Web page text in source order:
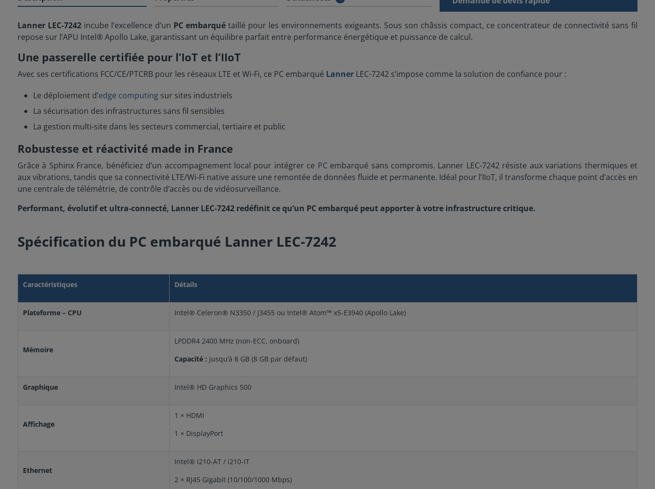
Lanner LEC-7242 incube l’excellence d’un PC embarqué taillé pour les environnements exigeants. Sous son châssis compact, ce concentrateur de connectivité sans fil
repose sur l’APU Intel® Apollo Lake, garantissant un équilibre parfait entre performance énergétique et puissance de calcul.
Une passerelle certifiée pour l’IoT et l’IIoT
Avec ses certifications FCC/CE/PTCRB pour les réseaux LTE et Wi-Fi, ce PC embarqué Lanner LEC-7242 s’impose comme la solution de confiance pour :
Le déploiement d’edge computing sur sites industriels
La sécurisation des infrastructures sans fil sensibles
La gestion multi‑site dans les secteurs commercial, tertiaire et public
Robustesse et réactivité made in France
Grâce à Sphinx France, bénéficiez d’un accompagnement local pour intégrer ce PCembarqué sans compromis. Lanner LEC-7242 résiste aux variations thermiques et
aux vibrations, tandis que sa connectivité LTE/Wi-Fi native assure une remontée de données fluide et permanente. Idéal pour l’IIoT, il transforme chaque point d’accès en
une centrale de télémétrie, de contrôle d’accès ou de vidéosurveillance.
Performant, évolutif et ultra‑connecté, Lanner LEC-7242 redéfinit ce qu’un PC embarqué peut apporter à votre infrastructure critique.
Spécification du PC embarqué Lanner LEC-7242
Caractéristiques Détails
Plateforme – CPU Intel® Celeron® N3350 / J3455 ou Intel® Atom™ x5-E3940 (Apollo Lake)
Mémoire
LPDDR4 2400 MHz (non-ECC, onboard)
Capacité : jusqu’à 8 GB (8 GB par défaut)
Graphique Intel® HD Graphics 500
Affichage
1 × HDMI
1 × DisplayPort
Ethernet
Intel® i210-AT / i210-IT
2 × RJ45 Gigabit (10/100/1000 Mbps)